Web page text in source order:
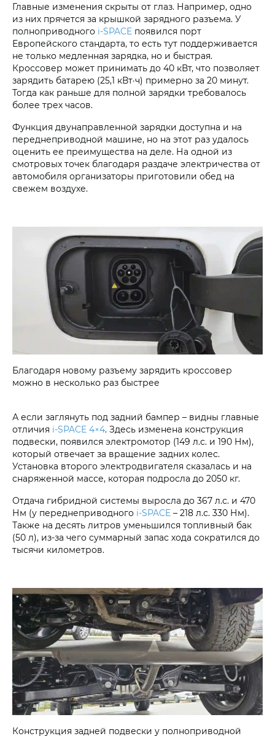
Главные изменения скрыты от глаз. Например, одно
из них прячется за крышкой зарядного разъема. У
полноприводного i‑SPACE появился порт
Европейского стандарта, то есть тут поддерживается
не только медленная зарядка, но и быстрая.
Кроссовер может принимать до 40 кВт, что позволяет
зарядить батарею (25,1 кВт·ч) примерно за 20 минут.
Тогда как раньше для полной зарядки требовалось
более трех часов.
Функция двунаправленной зарядки доступна и на
переднеприводной машине, но на этот раз удалось
оценить ее преимущества на деле. На одной из
смотровых точек благодаря раздаче электричества от
автомобиля организаторы приготовили обед на
свежем воздухе.
Благодаря новому разъему зарядить кроссовер
можно в несколько раз быстрее
А если заглянуть под задний бампер – видны главные
отличия i‑SPACE 4×4. Здесь изменена конструкция
подвески, появился электромотор (149 л.с. и 190 Нм),
который отвечает за вращение задних колес.
Установка второго электродвигателя сказалась и на
снаряженной массе, которая подросла до 2050 кг.
Отдача гибридной системы выросла до 367 л.с. и 470
Нм (у переднеприводного i‑SPACE – 218 л.с. 330 Нм).
Также на десять литров уменьшился топливный бак
(50 л), из-за чего суммарный запас хода сократился до
тысячи километров.
Конструкция задней подвески у полноприводной